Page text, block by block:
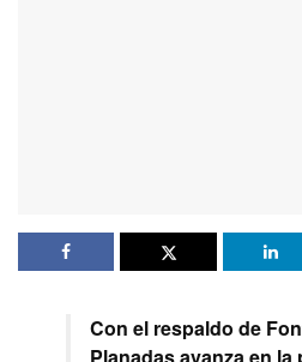
Con el respaldo de